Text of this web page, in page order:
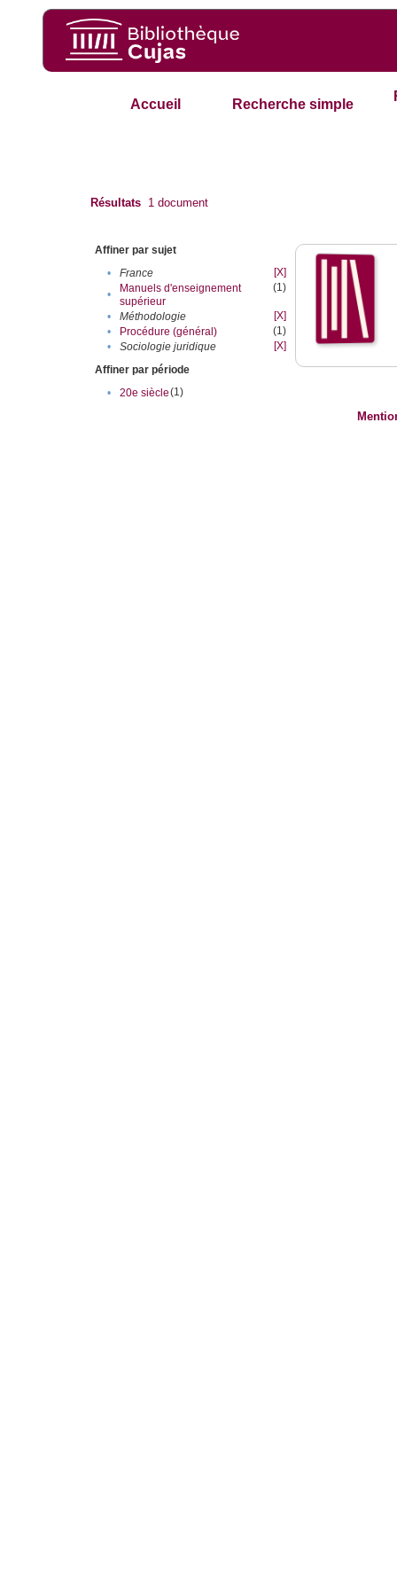
Accueil Recherche simple
Résultats 1 document
Affiner par sujet
•
France
[X]
•
Manuels d'enseignement
supérieur
(1)
• Méthodologie
[X]
•
Procédure (général)
(1)
•
Sociologie juridique
[X]
Affiner par période
•
20e siècle(1)